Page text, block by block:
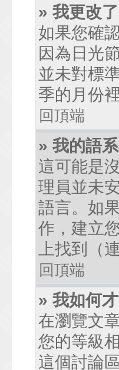
» 我更改
如果您確
因為日光
並未對標
季的月份
回頂端
» 我的語
這可能是
理員並未
語言。如
作，建立
上找到（
回頂端
» 我如何
在瀏覽文
您的等級
這個討論